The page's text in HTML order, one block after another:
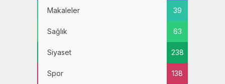
Makaleler 39
Sağlık 63
Siyaset 238
Spor 138